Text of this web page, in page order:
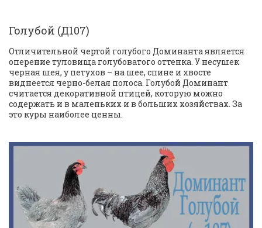
Голубой (Д107)
Отличительной чертой голубого Доминанта является
оперение туловища голубоватого оттенка. У несушек
черная шея, у петухов – на шее, спине и хвосте
виднеется черно-белая полоса. Голубой Доминант
считается декоративной птицей, которую можно
содержать и в маленьких и в больших хозяйствах. За
это куры наиболее ценны.